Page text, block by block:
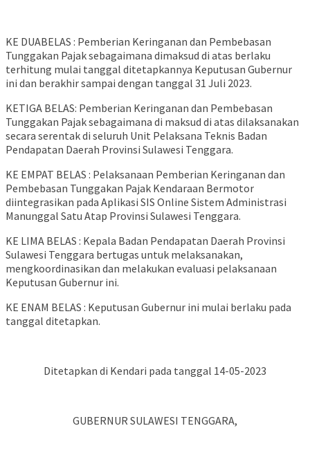
KE DUABELAS : Pemberian Keringanan dan Pembebasan
Tunggakan Pajak sebagaimana dimaksud di atas berlaku
terhitung mulai tanggal ditetapkannya Keputusan Gubernur
ini dan berakhir sampai dengan tanggal 31 Juli 2023.
KETIGA BELAS: Pemberian Keringanan dan Pembebasan
Tunggakan Pajak sebagaimana di maksud di atas dilaksanakan
secara serentak di seluruh Unit Pelaksana Teknis Badan
Pendapatan Daerah Provinsi Sulawesi Tenggara.
KE EMPAT BELAS : Pelaksanaan Pemberian Keringanan dan
Pembebasan Tunggakan Pajak Kendaraan Bermotor
diintegrasikan pada Aplikasi SIS Online Sistem Administrasi
Manunggal Satu Atap Provinsi Sulawesi Tenggara.
KE LIMA BELAS : Kepala Badan Pendapatan Daerah Provinsi
Sulawesi Tenggara bertugas untuk melaksanakan,
mengkoordinasikan dan melakukan evaluasi pelaksanaan
Keputusan Gubernur ini.
KE ENAM BELAS : Keputusan Gubernur ini mulai berlaku pada
tanggal ditetapkan.
Ditetapkan di Kendari pada tanggal 14-05-2023
GUBERNUR SULAWESI TENGGARA,